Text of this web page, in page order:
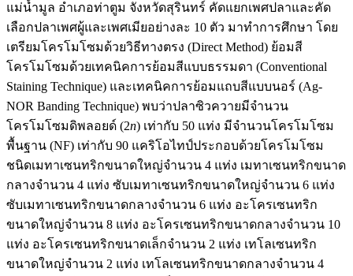
แม่น้ำมูล อำเภอท่าตูม จังหวัดสุรินทร์ คัดแยกเพศปลาและคัด
เลือกปลาเพศผู้และเพศเมียอย่างละ 10 ตัว มาทำการศึกษา โดย
เตรียมโครโมโซมด้วยวิธีทางตรง (Direct Method) ย้อมสี
โครโมโซมด้วยเทคนิคการย้อมสีแบบธรรมดา (Conventional
Staining Technique) และเทคนิคการย้อมแถบสีแบบนอร์ (Ag-
NOR Banding Technique) พบว่าปลาซิวควายมีจำนวน
โครโมโซมดิพลอยด์ (2n) เท่ากับ 50 แท่ง มีจำนวนโครโมโซม
พื้นฐาน (NF) เท่ากับ 90 แคริโอไทป์ประกอบด้วยโครโมโซม
ชนิดเมทาเซนทริกขนาดใหญ่จำนวน 4 แท่ง เมทาเซนทริกขนาด
กลางจำนวน 4 แท่ง ซับเมทาเซนทริกขนาดใหญ่จำนวน 6 แท่ง
ซับเมทาเซนทริกขนาดกลางจำนวน 6 แท่ง อะโครเซนทริก
ขนาดใหญ่จำนวน 8 แท่ง อะโครเซนทริกขนาดกลางจำนวน 10
แท่ง อะโครเซนทริกขนาดเล็กจำนวน 2 แท่ง เทโลเซนทริก
ขนาดใหญ่จำนวน 2 แท่ง เทโลเซนทริกขนาดกลางจำนวน 4